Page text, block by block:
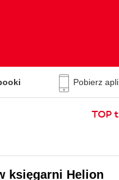
Pobierz
TOP
księgarni Helion